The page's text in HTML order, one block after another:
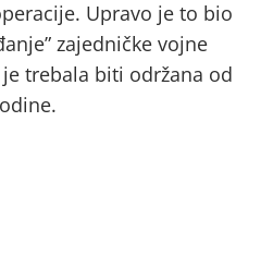
Upravo je to bio
zajedničke vojne
trebala biti održana od